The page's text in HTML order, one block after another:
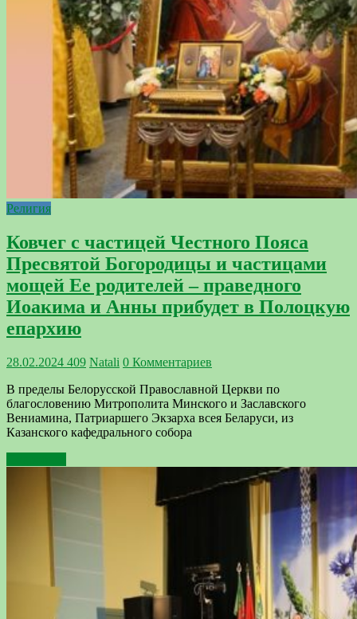
Религия
Ковчег с частицей Честного Пояса
Пресвятой Богородицы и частицами
мощей Ее родителей – праведного
Иоакима и Анны прибудет в Полоцкую
епархию
28.02.2024 409 Natali 0 Комментариев
В пределы Белорусской Православной Церкви по
благословению Митрополита Минского и Заславского
Вениамина, Патриаршего Экзарха всея Беларуси, из
Казанского кафедрального собора